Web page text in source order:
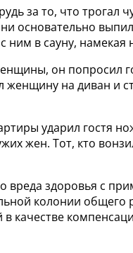
за то, что трогал
основательно
ним в сауну, намекая
он попросил
женщину на диван и
ударил гостя
жен. Тот, кто
вреда здоровья с
колонии
качестве